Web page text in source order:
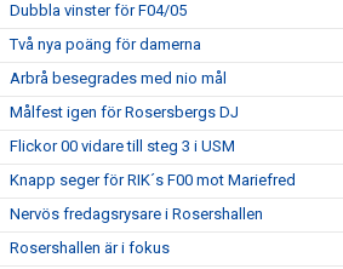
Dubbla vinster för F04/05
Två nya poäng för damerna
Arbrå besegrades med nio mål
Målfest igen för Rosersbergs DJ
Flickor 00 vidare till steg 3 i USM
Knapp seger för RIK´s F00 mot Mariefred
Nervös fredagsrysare i Rosershallen
Rosershallen är i fokus